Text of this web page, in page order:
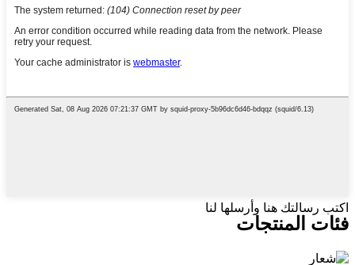
اكتب رسالتك هنا وأرسلها لنا
فئات المنتجات